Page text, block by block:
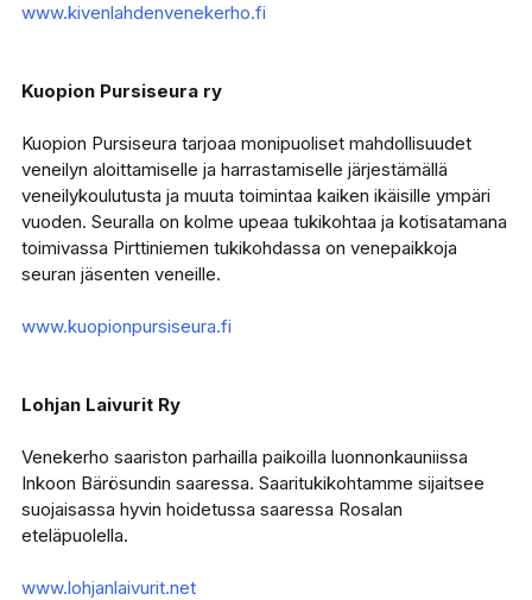
www.kivenlahdenvenekerho.fi
Kuopion Pursiseura ry
Kuopion Pursiseura tarjoaa monipuoliset mahdollisuudet
veneilyn aloittamiselle ja harrastamiselle järjestämällä
veneilykoulutusta ja muuta toimintaa kaiken ikäisille ympäri
vuoden. Seuralla on kolme upeaa tukikohtaa ja kotisatamana
toimivassa Pirttiniemen tukikohdassa on venepaikkoja
seuran jäsenten veneille.
www.kuopionpursiseura.fi
Lohjan Laivurit Ry
Venekerho saariston parhailla paikoilla luonnonkauniissa
Inkoon Bärösundin saaressa. Saaritukikohtamme sijaitsee
suojaisassa hyvin hoidetussa saaressa Rosalan
eteläpuolella.
www.lohjanlaivurit.net